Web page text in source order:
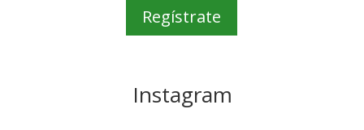
Regístrate
Instagram